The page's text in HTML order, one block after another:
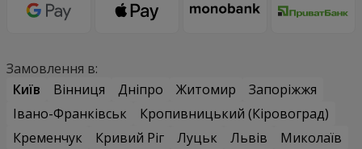
Замовлення в:
Київ
Вінниця Дніпро Житомир
Запоріжжя
Івано-Франківськ
Кропивницький (Кіровоград)
Кременчук
Кривий Ріг Луцьк Львів
Миколаїв